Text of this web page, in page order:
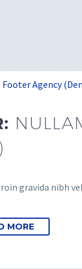
Footer Agency
gravida nibh
MORE